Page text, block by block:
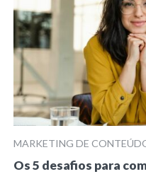
MARKETING DE
Os 5 desafios para